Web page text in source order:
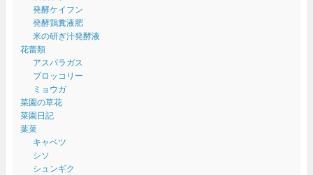
発酵ケイフン
発酵鶏糞液肥
米の研ぎ汁発酵液
花蕾類
アスパラガス
ブロッコリー
ミョウガ
菜園の草花
菜園日記
葉菜
キャベツ
シソ
シュンギク